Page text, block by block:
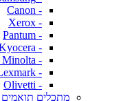
- Canon
- Xerox
- Pantum
- Kyocera
- Konica Minolta
- Lexmark
- Olivetti
מתכלים תואמים